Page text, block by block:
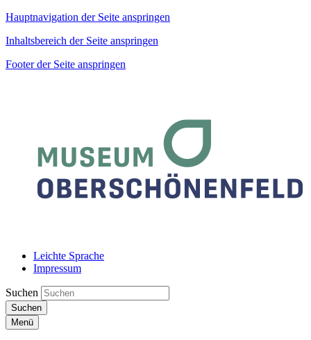
Hauptnavigation der Seite anspringen
Inhaltsbereich der Seite anspringen
Footer der Seite anspringen
Leichte Sprache
Impressum
Suchen
Suchen
Menü